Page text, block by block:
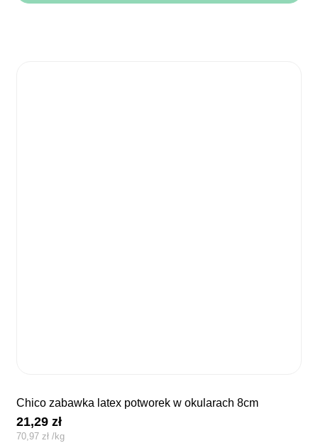
chico zabawka latex potworek w okularach 8cm
21,29zł
70,97zł /kg